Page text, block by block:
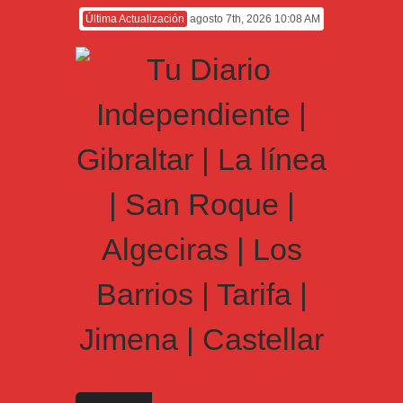
Última Actualización agosto 7th, 2026 10:08 AM